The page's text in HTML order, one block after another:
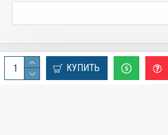
КУПИТЬ
Copyright © 2022, Компания
защищены